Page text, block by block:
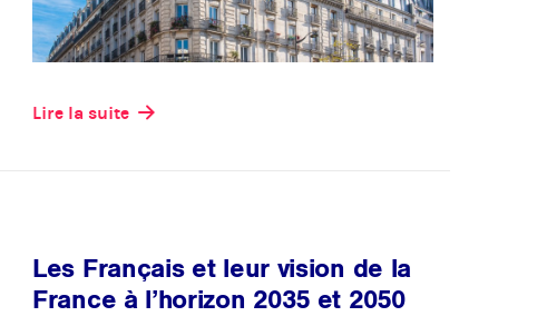
Lire la suite
Les Français et leur vision de la
France à l’horizon 2035 et 2050